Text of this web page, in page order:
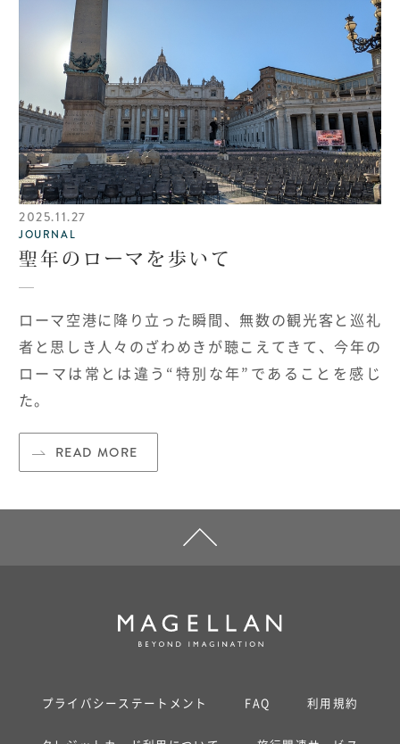
2025.11.27
JOURNAL
聖年のローマを歩いて
ローマ空港に降り立った瞬間、無数の観光客と巡礼
者と思しき人々のざわめきが聴こえてきて、今年の
ローマは常とは違う “ 特別な年” であることを感じ
た。
READ MORE
プライバシーステートメント FAQ 利用規約